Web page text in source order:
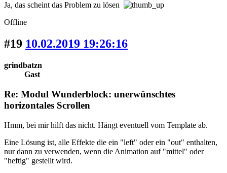
Ja, das scheint das Problem zu lösen
Offline
#19 10.02.2019 19:26:16
grindbatzn
Gast
Re: Modul Wunderblock: unerwünschtes
horizontales Scrollen
Hmm, bei mir hilft das nicht. Hängt eventuell vom Template ab.
Eine Lösung ist, alle Effekte die ein "left" oder ein "out" enthalten,
nur dann zu verwenden, wenn die Animation auf "mittel" oder
"heftig" gestellt wird.